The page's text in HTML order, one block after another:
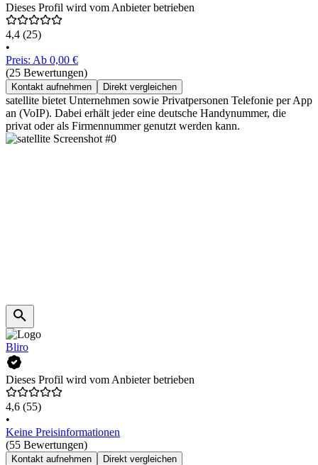
Dieses Profil wird vom Anbieter betrieben
4,4 (25)
•
Preis: Ab 0,00 €
(25 Bewertungen)
Kontakt aufnehmen Direkt vergleichen
satellite bietet Unternehmen sowie Privatpersonen Telefonie per App
an (VoIP). Dabei erhält jeder eine deutsche Handynummer, die
privat oder als Firmennummer genutzt werden kann.
Bliro
Dieses Profil wird vom Anbieter betrieben
4,6 (55)
•
Keine Preisinformationen
(55 Bewertungen)
Kontakt aufnehmen Direkt vergleichen